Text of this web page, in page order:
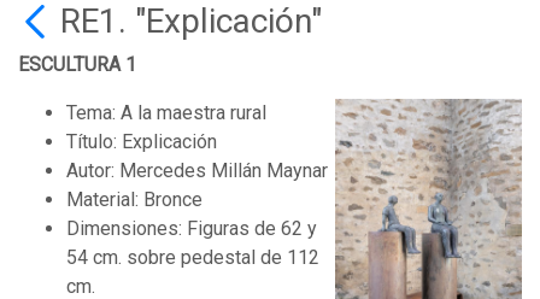
RE1. "Explicación"
ESCULTURA 1
Tema: A la maestra rural
Título: Explicación
Autor: Mercedes Millán Maynar
Material: Bronce
Dimensiones: Figuras de 62 y
54 cm. sobre pedestal de 112
cm.